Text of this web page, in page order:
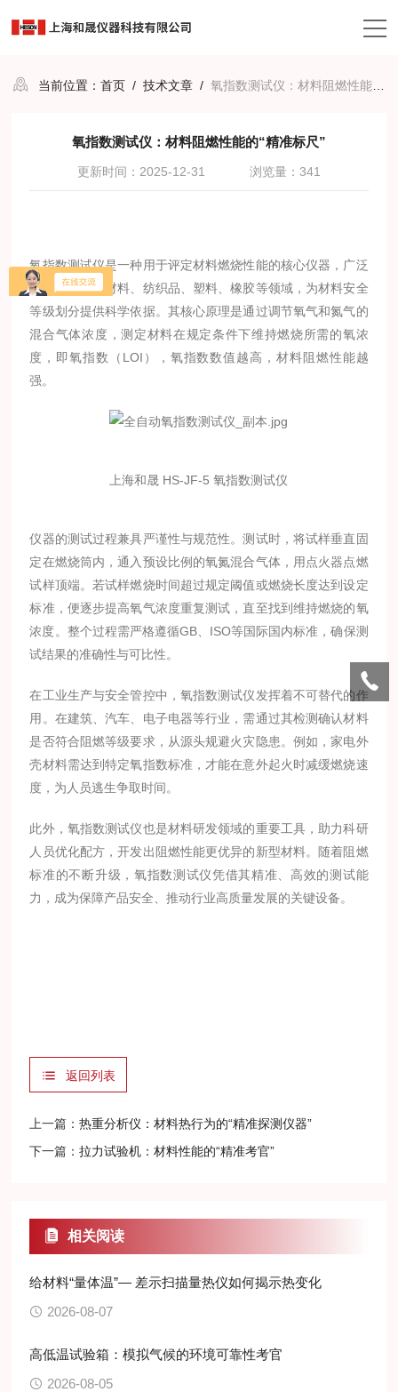
当前位置：首页 /技术文章 /氧指数测试仪：材料阻燃性能的“精准标尺”
氧指数测试仪：材料阻燃性能的“精准标尺”
更新时间：2025-12-31 浏览量：341
氧指数测试仪是一种用于评定材料燃烧性能的核心仪器，广泛
应用于高分子材料、纺织品、塑料、橡胶等领域，为材料安全
等级划分提供科学依据。其核心原理是通过调节氧气和氮气的
混合气体浓度，测定材料在规定条件下维持燃烧所需的氧浓
度，即氧指数（LOI），氧指数数值越高，材料阻燃性能越
强。
上海和晟 HS-JF-5 氧指数测试仪
仪器的测试过程兼具严谨性与规范性。测试时，将试样垂直固
定在燃烧筒内，通入预设比例的氧氮混合气体，用点火器点燃
试样顶端。若试样燃烧时间超过规定阈值或燃烧长度达到设定
标准，便逐步提高氧气浓度重复测试，直至找到维持燃烧的氧
浓度。整个过程需严格遵循GB、ISO等国际国内标准，确保测
试结果的准确性与可比性。
在工业生产与安全管控中，氧指数测试仪发挥着不可替代的作
用。在建筑、汽车、电子电器等行业，需通过其检测确认材料
是否符合阻燃等级要求，从源头规避火灾隐患。例如，家电外
壳材料需达到特定氧指数标准，才能在意外起火时减缓燃烧速
度，为人员逃生争取时间。
此外，氧指数测试仪也是材料研发领域的重要工具，助力科研
人员优化配方，开发出阻燃性能更优异的新型材料。随着阻燃
标准的不断升级，氧指数测试仪凭借其精准、高效的测试能
力，成为保障产品安全、推动行业高质量发展的关键设备。
返回列表
上一篇：热重分析仪：材料热行为的“精准探测仪器”
下一篇：拉力试验机：材料性能的“精准考官”
相关阅读
给材料“量体温”— 差示扫描量热仪如何揭示热变化
2026-08-07
高低温试验箱：模拟气候的环境可靠性考官
2026-08-05